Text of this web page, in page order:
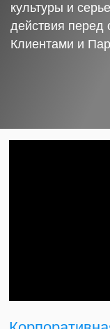
культуры и
действия перед
Клиентами и